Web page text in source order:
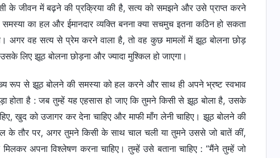
के जीवन में बढ़ने की प्रक्रिया की है, सत्य को समझने और उसे प्राप्त करने
का हल और ईमानदार व्यक्ति बनना क्या सचमुच इतना कठिन हो सकता
अगर वह सत्य से प्रेम करने वाला है, तो वह कुछ मामलों में झूठ बोलना छोड़
लिए झूठ बोलना छोड़ना और ज्यादा मुश्किल हो जाएगा।
रूप से झूठ बोलने की समस्या को हल करने और साथ ही अपने भ्रष्ट स्वभाव
है : जब तुम्हें यह एहसास हो जाए कि तुमने किसी से झूठ बोला है, उसके
खुद को उजागर कर देना चाहिए और माफी माँग लेनी चाहिए। झूठ बोलने की
के तौर पर, अगर तुमने किसी के साथ चाल चली या तुमने उससे जो बातें कीं,
अपना विश्लेषण करना चाहिए। तुम्हें उसे बताना चाहिए : “मैंने तुम्हें जो